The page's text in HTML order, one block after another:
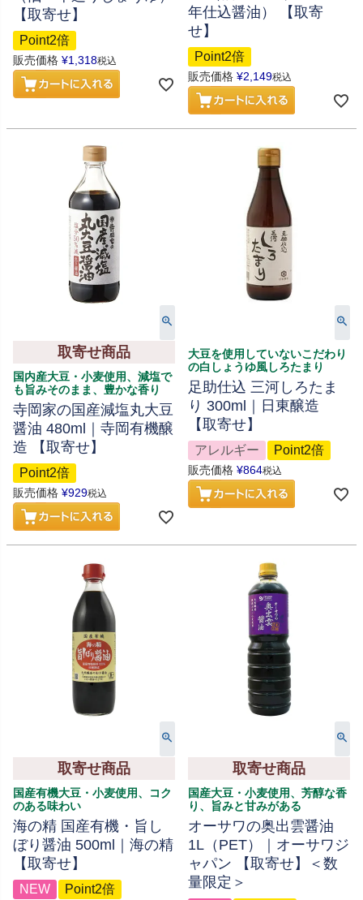
【取寄せ】
Point2倍
販売価格 ¥1,318税込
年仕込醤油） 【取寄
せ】
Point2倍
販売価格 ¥2,149税込
取寄せ商品
国内産大豆・小麦使用、減塩で
も旨みそのまま、豊かな香り
寺岡家の国産減塩丸大豆
醤油 480ml｜寺岡有機醸
造 【取寄せ】
Point2倍
販売価格 ¥929税込
大豆を使用していないこだわり
の白しょうゆ風しろたまり
足助仕込 三河しろたま
り 300ml｜日東醸造
【取寄せ】
アレルギー Point2倍
販売価格 ¥864税込
取寄せ商品
国産有機大豆・小麦使用、コク
のある味わい
海の精 国産有機・旨し
ぼり醤油 500ml｜海の精
【取寄せ】
NEW Point2倍
取寄せ商品
国産大豆・小麦使用、芳醇な香
り、旨みと甘みがある
オーサワの奥出雲醤油
1L（PET）｜オーサワジ
ャパン 【取寄せ】＜数
量限定＞